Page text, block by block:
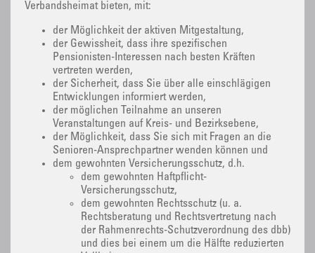
Verbandsheimat bieten, mit:
der Möglichkeit der aktiven Mitgestaltung,
der Gewissheit, dass ihre spezifischen
Pensionisten-Interessen nach besten Kräften
vertreten werden,
der Sicherheit, dass Sie über alle einschlägigen
Entwicklungen informiert werden,
der möglichen Teilnahme an unseren
Veranstaltungen auf Kreis- und Bezirksebene,
der Möglichkeit, dass Sie sich mit Fragen an die
Senioren-Ansprechpartner wenden können und
dem gewohnten Versicherungsschutz, d.h.
dem gewohnten Haftpflicht-
Versicherungsschutz,
dem gewohnten Rechtsschutz (u. a.
Rechtsberatung und Rechtsvertretung nach
der Rahmenrechts-Schutzverordnung des dbb)
und dies bei einem um die Hälfte reduzierten